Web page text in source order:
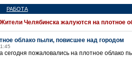
РАБОТА
Жители Челябинска жалуются на плотное
облако пыли, повисшее над городом
сегодня пожаловались на плотное облако